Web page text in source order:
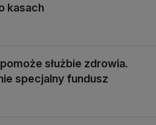
kasach
służbie zdrowia.
specjalny fundusz